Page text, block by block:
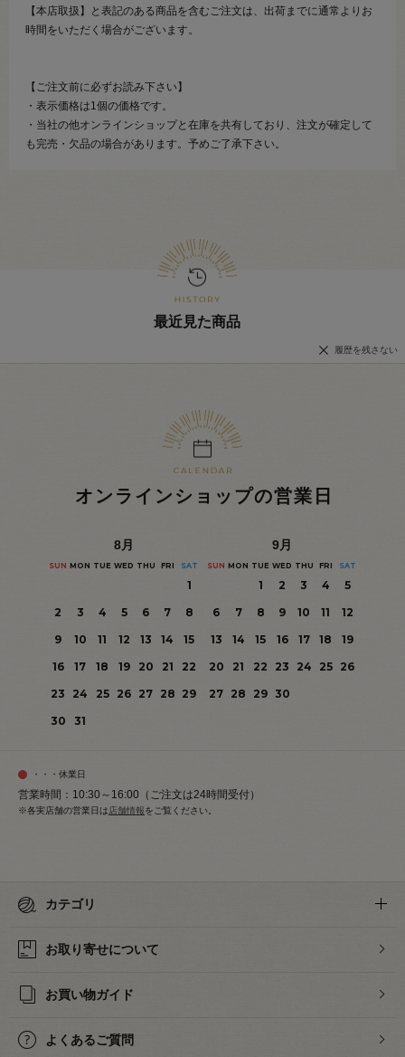
【本店取扱】と表記のある商品を含むご注文は、出荷までに通常よりお
時間をいただく場合がございます。
【ご注文前に必ずお読み下さい】
・表示価格は1個の価格です。
・当社の他オンラインショップと在庫を共有しており、注文が確定して
も完売・欠品の場合があります。予めご了承下さい。
最近見た商品
履歴を残さない
オンラインショップの営業日
8月
SUN MON TUE WED THU FRI SAT
1
2
3 4 5 6 7
8
9
10 11 12 13 14
15
16
17 18 19 20 21
22
23
24 25 26 27 28 29
30
31
9月
SUN MON TUE WED THU FRI SAT
1 2 3 4
5
6
7 8 9 10 11
12
13
14 15 16 17 18
19
20
21 22 23 24 25
26
27 28 29 30
・・・休業日
営業時間：10:30～16:00（ご注文は24時間受付）
※各実店舗の営業日は 店舗情報をご覧ください。
カテゴリ
お取り寄せについて
お買い物ガイド
よくあるご質問